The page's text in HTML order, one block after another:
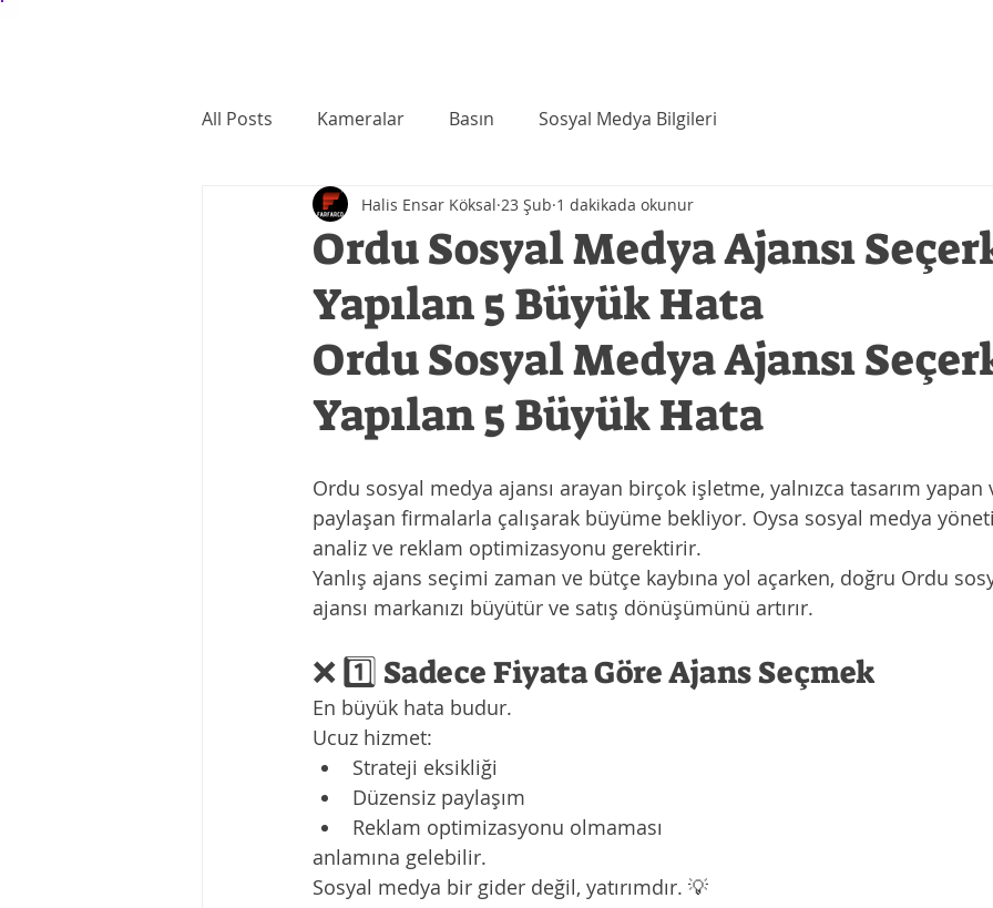
All Posts Kameralar Basın Sosyal Medya Bilgileri
Ordu Sosyal Medya Ajansı
Yapılan 5 Büyük Hata
Halis Ensar Köksal 23 Şub 1 dakikada okunur
Ordu Sosyal Medya Ajansı
Yapılan 5 Büyük Hata
Ordu sosyal medya ajansı arayan birçok işletme, yalnızca tasarım
paylaşan firmalarla çalışarak büyüme bekliyor. Oysa sosyal medya
analiz ve reklam optimizasyonu gerektirir.
Yanlış ajans seçimi zaman ve bütçe kaybına yol açarken, doğru Ordu
ajansı markanızı büyütür ve satış dönüşümünü artırır.
❌ 1️⃣ Sadece Fiyata Göre Ajans Seçmek
En büyük hata budur.
Ucuz hizmet:
Strateji eksikliği
Düzensiz paylaşım
Reklam optimizasyonu olmaması
anlamına gelebilir.
Sosyal medya bir gider değil, yatırımdır. 💡